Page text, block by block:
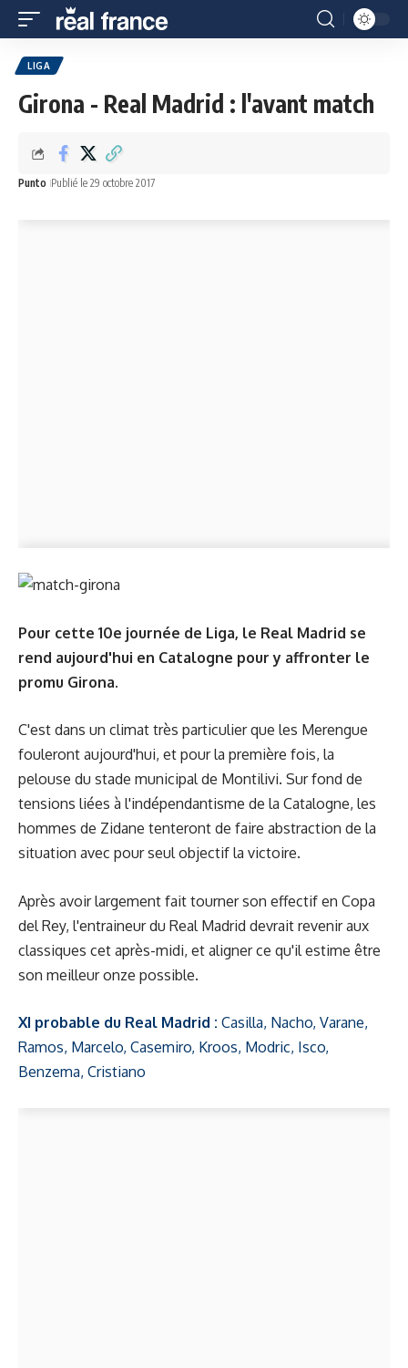
LIGA
Girona - Real Madrid : l'avant match
Punto Publié le 29 octobre 2017
Pour cette 10e journée de Liga, le Real Madrid se
rend aujourd'hui en Catalogne pour y affronter le
promu Girona.
C'est dans un climat très particulier que les Merengue
fouleront aujourd'hui, et pour la première fois, la
pelouse du stade municipal de Montilivi. Sur fond de
tensions liées à l'indépendantisme de la Catalogne, les
hommes de Zidane tenteront de faire abstraction de la
situation avec pour seul objectif la victoire.
Après avoir largement fait tourner son effectif en Copa
del Rey, l'entraineur du Real Madrid devrait revenir aux
classiques cet après-midi, et aligner ce qu'il estime être
son meilleur onze possible.
XI probable du Real Madrid : Casilla, Nacho, Varane,
Ramos, Marcelo, Casemiro, Kroos, Modric, Isco,
Benzema, Cristiano